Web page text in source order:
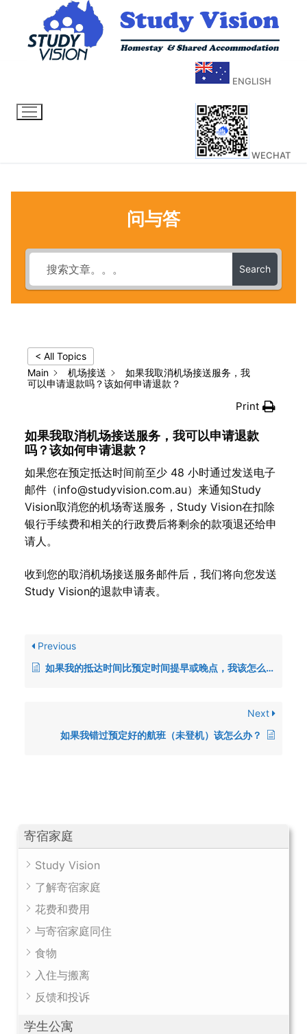
ENGLISH
WECHAT
问与答
Search
寄宿家庭
Study Vision
了解寄宿家庭
花费和费用
与寄宿家庭同住
食物
入住与搬离
反馈和投诉
学生公寓
< All Topics
Main
机场接送
如果我取消机场接送服务，我
可以申请退款吗？该如何申请退款？
Print
如果我取消机场接送服务，我可以申请退款
吗？该如何申请退款？
如果您在预定抵达时间前至少 48 小时通过发送电子
邮件（info@st​​udyvision.com.au）来通知St​​udy
Vision取消您的机场寄送服务，Study Vision在扣除
银行手续费和相关的行政费后将剩余的款项退还给申
请人。
收到您的取消机场接送服务邮件后，我们将向您发送
Study Vision的退款申请表。
Previous
如果我的抵达时间比预定时间提早或晚点，我该怎么办？
Next
如果我错过预定好的航班（未登机）该怎么办？